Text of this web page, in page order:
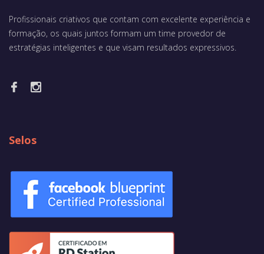
Profissionais criativos que contam com excelente experiência e
formação, os quais juntos formam um time provedor de
estratégias inteligentes e que visam resultados expressivos.
Selos